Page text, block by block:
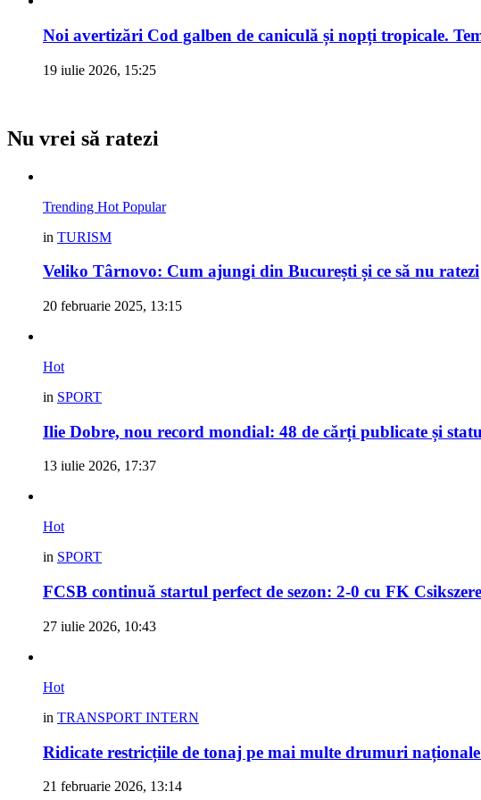
Noi avertizări Cod galben de caniculă și nopți tropicale.
19 iulie 2026, 15:25
Nu vrei să ratezi
Trending Hot Popular
in TURISM
Veliko Târnovo: Cum ajungi din București și ce să nu ratezi
20 februarie 2025, 13:15
Hot
in SPORT
Ilie Dobre, nou record mondial: 48 de cărți publicate și
13 iulie 2026, 17:37
Hot
in SPORT
FCSB continuă startul perfect de sezon: 2-0 cu FK
27 iulie 2026, 10:43
Hot
in TRANSPORT INTERN
Ridicate restricțiile de tonaj pe mai multe drumuri
21 februarie 2026, 13:14